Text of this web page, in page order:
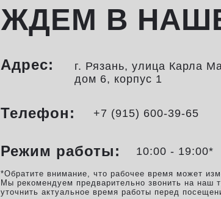
ЖДЕМ В
Режим работы:
*Обратите внимание, что рабочее время может
Мы рекомендуем предварительно звонить на наш
уточнить актуальное время работы перед
10:00 - 19:00*
+7 (915) 600-39-65
Телефон:
г. Рязань, улица Карла
дом 6, корпус 1
Адрес: